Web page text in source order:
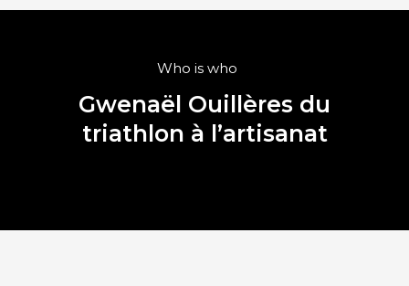
Who is who
Gwenaël Ouillères du
triathlon à l’artisanat